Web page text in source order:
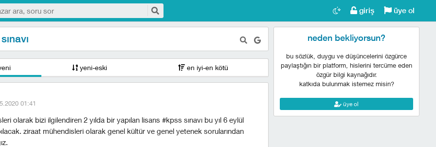
giriş üye ol
yeni-eski en iyi-en kötü
01:41
olarak bizi ilgilendiren 2 yılda bir yapılan lisans #kpss sınavı bu yıl 6 eylül
ziraat mühendisleri olarak genel kültür ve genel yetenek sorularından
neden bekliyorsun?
bu sözlük, duygu ve düşüncelerini özgürce
paylaştığın bir platform, hislerini tercüme eden
özgür bilgi kaynağıdır.
katkıda bulunmak istemez misin?
üye ol